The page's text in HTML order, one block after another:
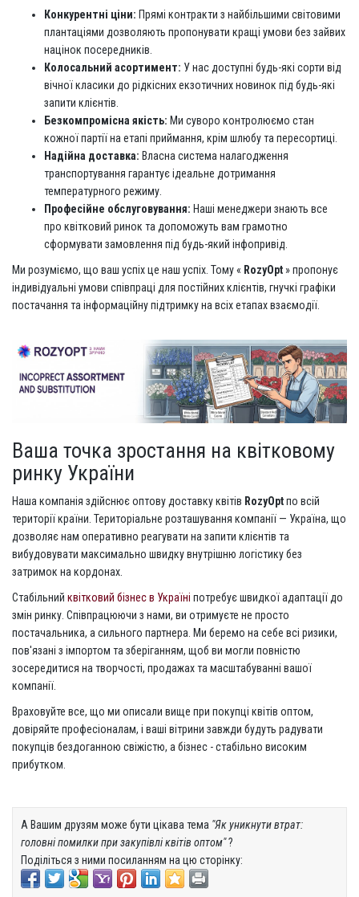
Конкурентні ціни: Прямі контракти з найбільшими світовими
плантаціями дозволяють пропонувати кращі умови без зайвих
націнок посередників.
Колосальний асортимент: У нас доступні будь-які сорти від
вічної класики до рідкісних екзотичних новинок під будь-які
запити клієнтів.
Безкомпромісна якість: Ми суворо контролюємо стан
кожної партії на етапі приймання, крім шлюбу та пересортиці.
Надійна доставка: Власна система налагодження
транспортування гарантує ідеальне дотримання
температурного режиму.
Професійне обслуговування: Наші менеджери знають все
про квітковий ринок та допоможуть вам грамотно
сформувати замовлення під будь-який інфопривід.
Ми розуміємо, що ваш успіх це наш успіх. Тому « RozyOpt » пропонує
індивідуальні умови співпраці для постійних клієнтів, гнучкі графіки
постачання та інформаційну підтримку на всіх етапах взаємодії.
Ваша точка зростання на квітковому
ринку України
Наша компанія здійснює оптову доставку квітів RozyOptпо всій
території країни. Територіальне розташування компанії — Україна, що
дозволяє нам оперативно реагувати на запити клієнтів та
вибудовувати максимально швидку внутрішню логістику без
затримок на кордонах.
Стабільний квітковий бізнес в Україні потребує швидкої адаптації до
змін ринку. Співпрацюючи з нами, ви отримуєте не просто
постачальника, а сильного партнера. Ми беремо на себе всі ризики,
пов'язані з імпортом та зберіганням, щоб ви могли повністю
зосередитися на творчості, продажах та масштабуванні вашої
компанії.
Враховуйте все, що ми описали вище при покупці квітів оптом,
довіряйте професіоналам, і ваші вітрини завжди будуть радувати
покупців бездоганною свіжістю, а бізнес - стабільно високим
прибутком.
А Вашим друзям може бути цікава тема "Як уникнути втрат:
головні помилки при закупівлі квітів оптом"?
Поділіться з ними посиланням на цю сторінку: